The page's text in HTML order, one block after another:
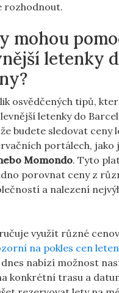
rozhodnout.
mohou
letenky
osvědčených tipů,
letenky do
budete sledovat ceny
portálech, jako
Momondo. Tyto
porovnat ceny z
a nalezení
využít různé
na pokles cen
nabízí možnost
konkrétní trasu a